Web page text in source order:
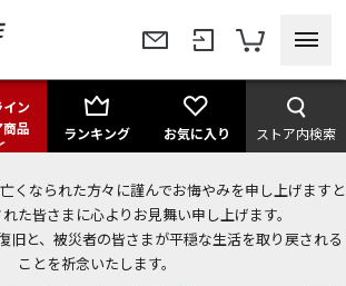
イン
商品
ランキング お気に入り ストア内検索
くなられた方々に謹んでお悔やみを申し上げますと
た皆さまに心よりお見舞い申し上げます。
旧と、被災者の皆さまが平穏な生活を取り戻される
ことを祈念いたします。
知らせ＞
・発送・お問い合わせ＞